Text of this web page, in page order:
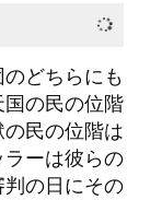
どちらにも
の民の位階
民の位階は
ーは彼らの
の日にその